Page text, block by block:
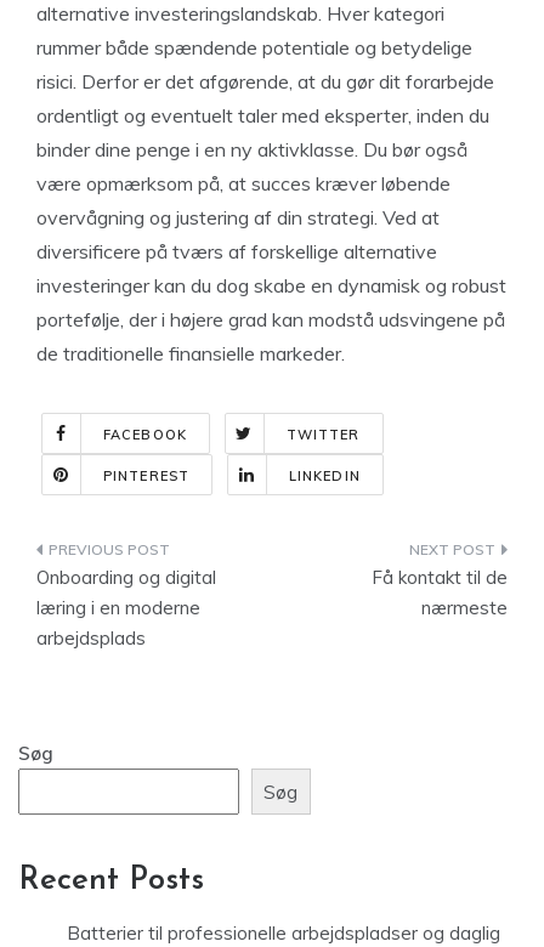
alternative investeringslandskab. Hver kategori
rummer både spændende potentiale og betydelige
risici. Derfor er det afgørende, at du gør dit forarbejde
ordentligt og eventuelt taler med eksperter, inden du
binder dine penge i en ny aktivklasse. Du bør også
være opmærksom på, at succes kræver løbende
overvågning og justering af din strategi. Ved at
diversificere på tværs af forskellige alternative
investeringer kan du dog skabe en dynamisk og robust
portefølje, der i højere grad kan modstå udsvingene på
de traditionelle finansielle markeder.
FACEBOOK TWITTER
PINTEREST LINKEDIN
Indlægsnavigation
Onboarding og digital
læring i en moderne
arbejdsplads
Få kontakt til de
nærmeste
Søg
Søg
Recent Posts
Batterier til professionelle arbejdspladser og daglig